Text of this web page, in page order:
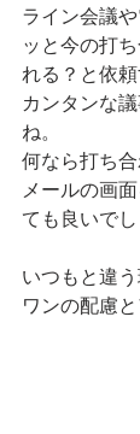
ライン会議
ッと今の打
れる？と依頼
カンタンな
ね。
何なら打ち
メールの画
ても良いでし
いつもと違
ワンの配慮